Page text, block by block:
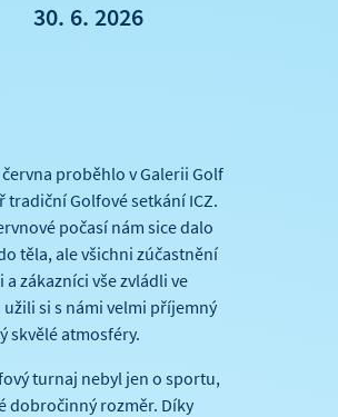
30. 6. 2026
června proběhlo v Galerii Golf
tradiční Golfové setkání ICZ.
počasí nám sice dalo
těla, ale všichni zúčastnění
zákazníci vše zvládli ve
užili si s námi velmi příjemný
skvělé atmosféry.
turnaj nebyl jen o sportu,
dobročinný rozměr. Díky